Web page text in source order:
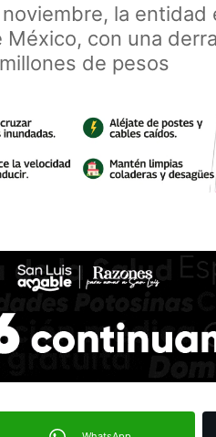
la
con una
de pesos